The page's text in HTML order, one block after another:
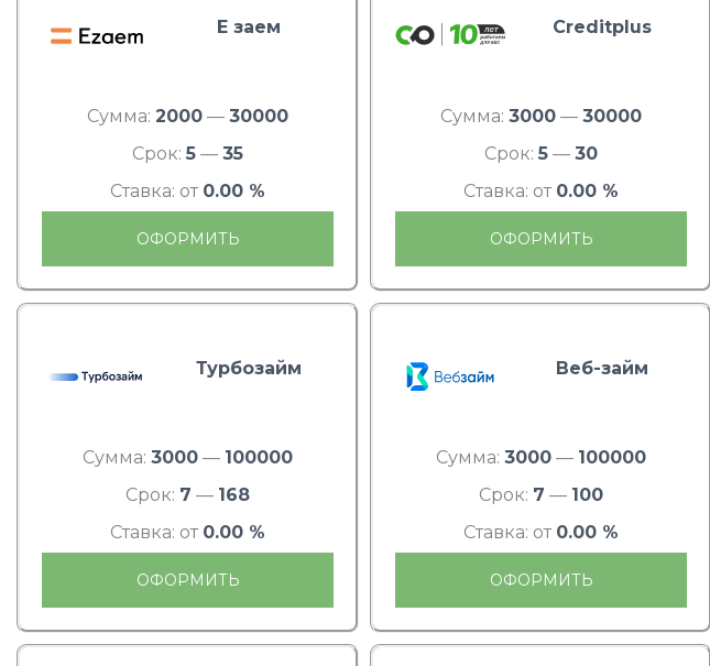
Е заем
Сумма: 2000 — 30000
Срок: 5 — 35
Ставка: от 0.00 %
ОФОРМИТЬ
Creditplus
Сумма: 3000 — 30000
Срок: 5 — 30
Ставка: от 0.00 %
ОФОРМИТЬ
Турбозайм
Сумма: 3000 — 100000
Срок: 7 — 168
Ставка: от 0.00 %
ОФОРМИТЬ
Веб-займ
Сумма: 3000 — 100000
Срок: 7 — 100
Ставка: от 0.00 %
ОФОРМИТЬ